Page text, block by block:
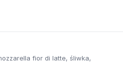
fior di latte, śliwka,